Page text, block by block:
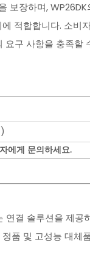
보장하며,
적합합니다. 소비
구 사항을 충족할
에게 문의하세요.
결 솔루션을 제공
품 및 고성능 대체